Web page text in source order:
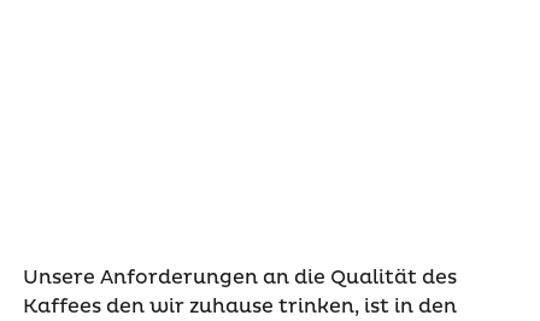
Unsere Anforderungen an die Qualität des
Kaffees den wir zuhause trinken, ist in den